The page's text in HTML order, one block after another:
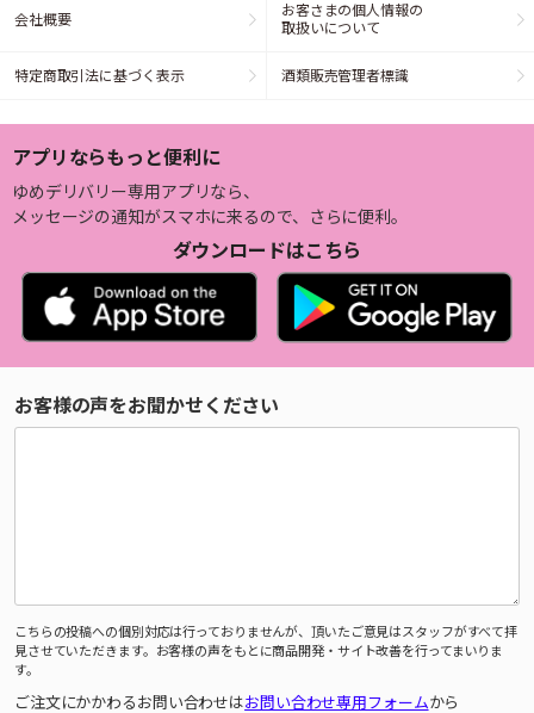
会社概要
お客さまの個人情報の
取扱いについて
特定商取引法に基づく表示 酒類販売管理者標識
アプリならもっと便利に
ゆめデリバリー専用アプリなら、
メッセージの通知がスマホに来るので、さらに便利。
ダウンロードはこちら
お客様の声をお聞かせください
こちらの投稿への個別対応は行っておりませんが、頂いたご意見はスタッフがすべて拝
見させていただきます。お客様の声をもとに商品開発・サイト改善を行ってまいりま
す。
ご注文にかかわるお問い合わせはお問い合わせ専用フォームから